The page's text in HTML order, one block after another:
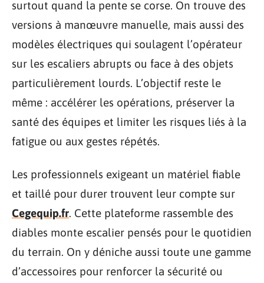
surtout quand la pente se corse. On trouve des
versions à manœuvre manuelle, mais aussi des
modèles électriques qui soulagent l’opérateur
sur les escaliers abrupts ou face à des objets
particulièrement lourds. L’objectif reste le
même : accélérer les opérations, préserver la
santé des équipes et limiter les risques liés à la
fatigue ou aux gestes répétés.
Les professionnels exigeant un matériel fiable
et taillé pour durer trouvent leur compte sur
Cegequip.fr. Cette plateforme rassemble des
diables monte escalier pensés pour le quotidien
du terrain. On y déniche aussi toute une gamme
d’accessoires pour renforcer la sécurité ou